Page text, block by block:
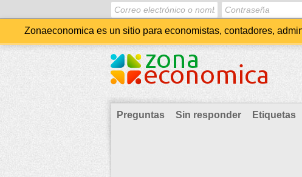
Zonaeconomica es un sitio para economistas, contadores,
Preguntas Sin responder Etiquetas